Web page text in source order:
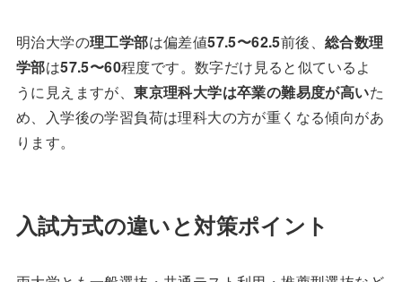
明治大学の理工学部は偏差値57.5〜62.5前後、 総合数理
学部は57.5〜60程度です。数字だけ見ると似ているよ
うに見えますが、東京理科大学は卒業の難易度が高いた
め、入学後の学習負荷は理科大の方が重くなる傾向があ
ります。
入試方式の違いと対策ポイント